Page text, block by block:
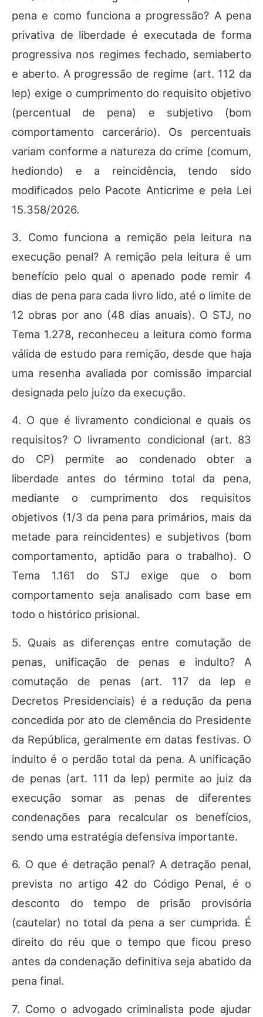
pena e como funciona a progressão? A pena
privativa de liberdade é executada de forma
progressiva nos regimes fechado, semiaberto
e aberto. A progressão de regime (art. 112 da
lep) exige o cumprimento do requisito objetivo
(percentual de pena) e subjetivo (bom
comportamento carcerário). Os percentuais
variam conforme a natureza do crime (comum,
hediondo) e a reincidência, tendo sido
modificados pelo Pacote Anticrime e pela Lei
15.358/2026.
3. Como funciona a remição pela leitura na
execução penal? A remição pela leitura é um
benefício pelo qual o apenado pode remir 4
dias de pena para cada livro lido, até o limite de
12 obras por ano (48 dias anuais). O STJ, no
Tema 1.278, reconheceu a leitura como forma
válida de estudo para remição, desde que haja
uma resenha avaliada por comissão imparcial
designada pelo juízo da execução.
4. O que é livramento condicional e quais os
requisitos? O livramento condicional (art. 83
do CP) permite ao condenado obter a
liberdade antes do término total da pena,
mediante o cumprimento dos requisitos
objetivos (1/3 da pena para primários, mais da
metade para reincidentes) e subjetivos (bom
comportamento, aptidão para o trabalho). O
Tema 1.161 do STJ exige que o bom
comportamento seja analisado com base em
todo o histórico prisional.
5. Quais as diferenças entre comutação de
penas, unificação de penas e indulto? A
comutação de penas (art. 117 da lep e
Decretos Presidenciais) é a redução da pena
concedida por ato de clemência do Presidente
da República, geralmente em datas festivas. O
indulto é o perdão total da pena. A unificação
de penas (art. 111 da lep) permite ao juiz da
execução somar as penas de diferentes
condenações para recalcular os benefícios,
sendo uma estratégia defensiva importante.
6. O que é detração penal? A detração penal,
prevista no artigo 42 do Código Penal, é o
desconto do tempo de prisão provisória
(cautelar) no total da pena a ser cumprida. É
direito do réu que o tempo que ficou preso
antes da condenação definitiva seja abatido da
pena final.
7. Como o advogado criminalista pode ajudar